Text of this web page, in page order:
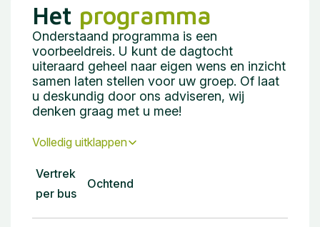
Het programma
Onderstaand programma is een
voorbeeldreis. U kunt de dagtocht
uiteraard geheel naar eigen wens en inzicht
samen laten stellen voor uw groep. Of laat
u deskundig door ons adviseren, wij
denken graag met u mee!
Volledig uitklappen
Vertrek
per bus
Ochtend